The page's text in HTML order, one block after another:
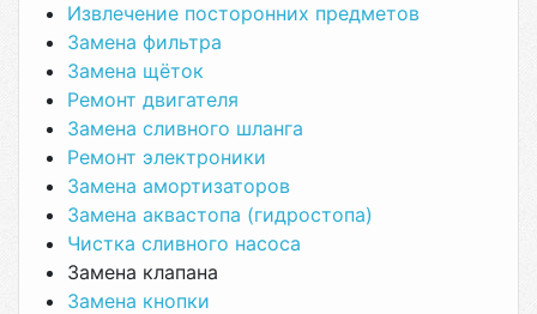
Извлечение посторонних предметов
Замена фильтра
Замена щёток
Ремонт двигателя
Замена сливного шланга
Ремонт электроники
Замена амортизаторов
Замена аквастопа (гидростопа)
Чистка сливного насоса
Замена клапана
Замена кнопки